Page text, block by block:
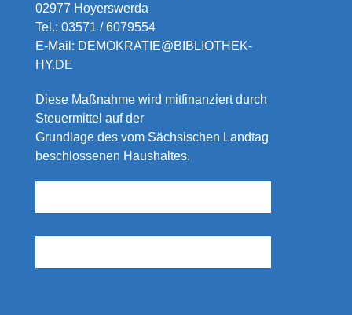
02977 Hoyerswerda
Tel.: 03571 / 6079554
E-Mail: DEMOKRATIE@BIBLIOTHEK-
HY.DE
Diese Maßnahme wird mitfinanziert durch
Steuermittel auf der
Grundlage des vom Sächsischen Landtag
beschlossenen Haushaltes.